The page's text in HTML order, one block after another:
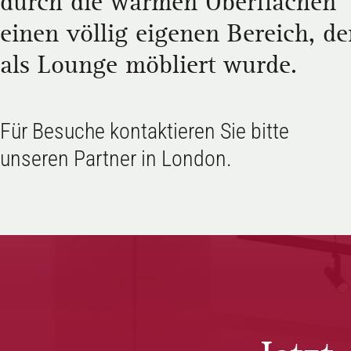
einen völlig eigenen Bereich,
als Lounge möbliert wurde.
Für Besuche kontaktieren Sie bitte
unseren Partner in London.